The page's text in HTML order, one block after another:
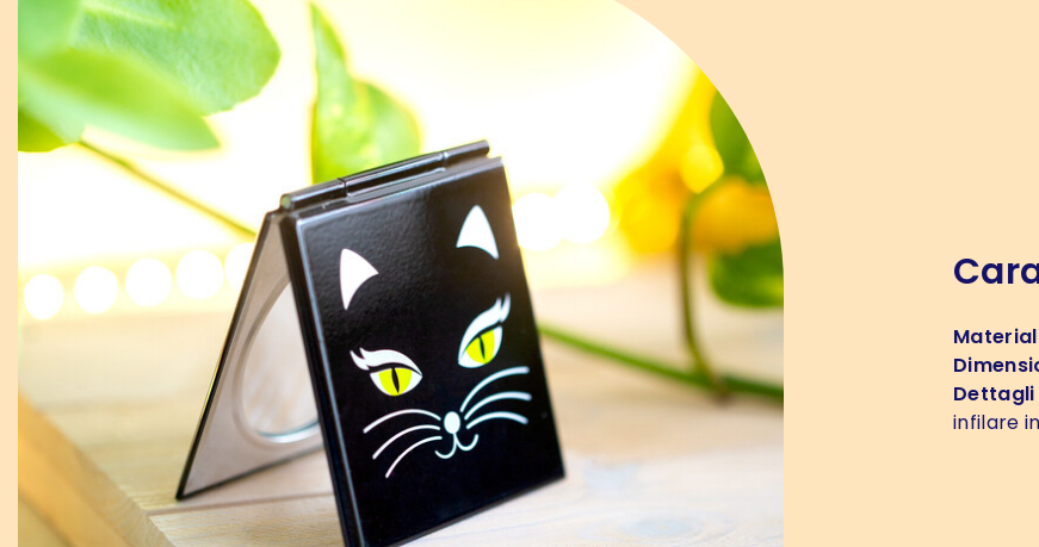
Dettagli
infilare